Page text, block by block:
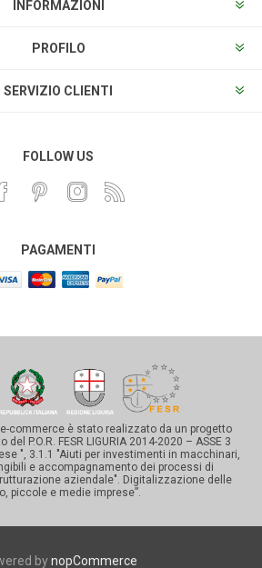
INFORMAZIONI
PROFILO
SERVIZIO CLIENTI
FOLLOW US
PAGAMENTI
commerce è stato realizzato da un progetto
P.O.R. FESR LIGURIA 2014-2020 – ASSE 3
", 3.1.1 "Aiuti per investimenti in macchinari,
e accompagnamento dei processi di
aziendale". Digitalizzazione delle
piccole e medie imprese”.
bynopCommerce